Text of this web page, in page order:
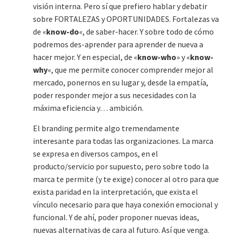
visión interna. Pero sí que prefiero hablar y debatir
sobre FORTALEZAS y OPORTUNIDADES. Fortalezas va
de «know-do«, de saber-hacer. Y sobre todo de cómo
podremos des-aprender para aprender de nueva a
hacer mejor. Y en especial, de «know-who» y «know-
why«, que me permite conocer comprender mejor al
mercado, ponernos en su lugar y, desde la empatía,
poder responder mejor a sus necesidades con la
máxima eficiencia y… ambición.
El branding permite algo tremendamente
interesante para todas las organizaciones. La marca
se expresa en diversos campos, en el
producto/servicio por supuesto, pero sobre todo la
marca te permite (y te exige) conocer al otro para que
exista paridad en la interpretación, que exista el
vínculo necesario para que haya conexión emocional y
funcional. Y de ahí, poder proponer nuevas ideas,
nuevas alternativas de cara al futuro. Así que venga.